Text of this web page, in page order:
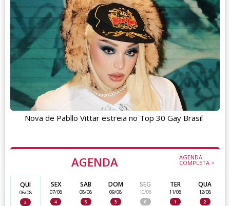
AGENDA AGENDA
COMPLETA >
QUI
06/08
3
SEX
07/08
4
SAB
08/08
5
DOM
09/08
3
SEG
10/08
0
TER
11/08
1
QUA
12/08
2
Nova de Pabllo Vittar estreia no Top 30 Gay Brasil